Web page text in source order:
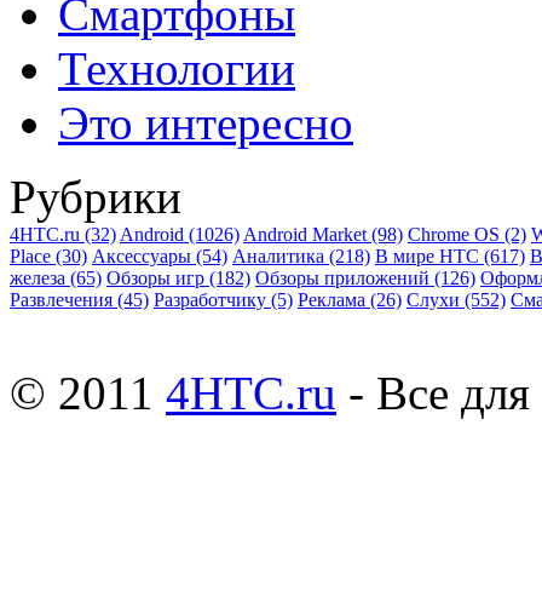
Смартфоны
Технологии
Это интересно
Рубрики
4HTC.ru (32) Android (1026) Android Market (98) Chrome OS (2)
Place (30) Аксессуары (54) Аналитика (218) В мире HTC (617)
железа (65) Обзоры игр (182) Обзоры приложений (126)
Развлечения (45) Разработчику (5) Реклама (26) Слухи (552)
© 2011 4HTC.ru - Все